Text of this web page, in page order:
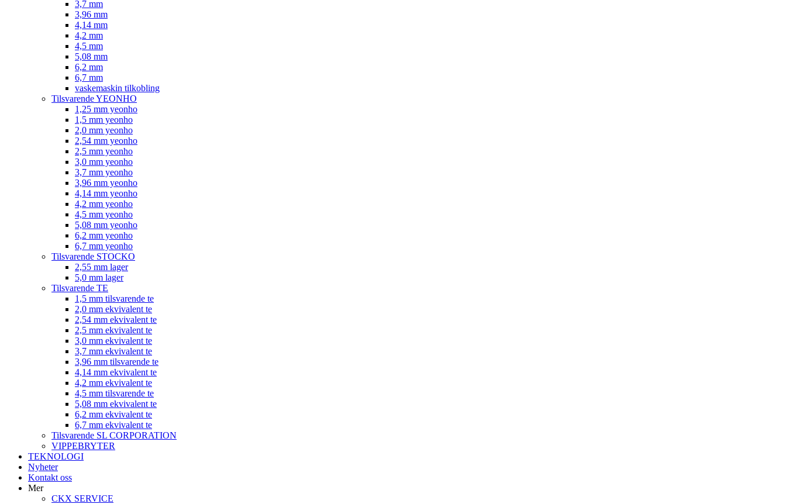
3,7 mm
3,96 mm
4,14 mm
4,2 mm
4,5 mm
5,08 mm
6,2 mm
6,7 mm
vaskemaskin tilkobling
Tilsvarende YEONHO
1,25 mm yeonho
1,5 mm yeonho
2,0 mm yeonho
2,54 mm yeonho
2,5 mm yeonho
3,0 mm yeonho
3,7 mm yeonho
3,96 mm yeonho
4,14 mm yeonho
4,2 mm yeonho
4,5 mm yeonho
5,08 mm yeonho
6,2 mm yeonho
6,7 mm yeonho
Tilsvarende STOCKO
2,55 mm lager
5,0 mm lager
Tilsvarende TE
1,5 mm tilsvarende te
2,0 mm ekvivalent te
2,54 mm ekvivalent te
2,5 mm ekvivalent te
3,0 mm ekvivalent te
3,7 mm ekvivalent te
3,96 mm tilsvarende te
4,14 mm ekvivalent te
4,2 mm ekvivalent te
4,5 mm tilsvarende te
5,08 mm ekvivalent te
6,2 mm ekvivalent te
6,7 mm ekvivalent te
Tilsvarende SL CORPORATION
VIPPEBRYTER
TEKNOLOGI
Nyheter
Kontakt oss
Mer
CKX SERVICE